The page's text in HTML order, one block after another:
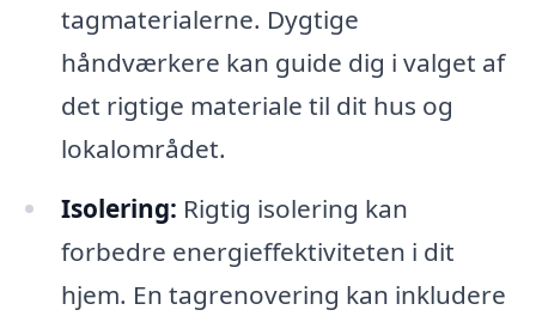
tagmaterialerne. Dygtige
håndværkere kan guide dig i valget af
det rigtige materiale til dit hus og
lokalområdet.
Isolering: Rigtig isolering kan
forbedre energieffektiviteten i dit
hjem. En tagrenovering kan inkludere